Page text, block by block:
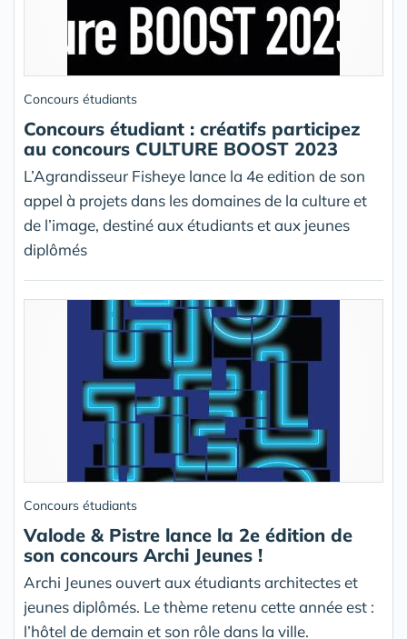
Concours étudiants
Concours étudiant : créatifs participez
au concours CULTURE BOOST 2023
L’Agrandisseur Fisheye lance la 4e edition de son
appel à projets dans les domaines de la culture et
de l’image, destiné aux étudiants et aux jeunes
diplômés
Concours étudiants
Valode & Pistre lance la 2e édition de
son concours Archi Jeunes !
Archi Jeunes ouvert aux étudiants architectes et
jeunes diplômés. Le thème retenu cette année est :
l’hôtel de demain et son rôle dans la ville.